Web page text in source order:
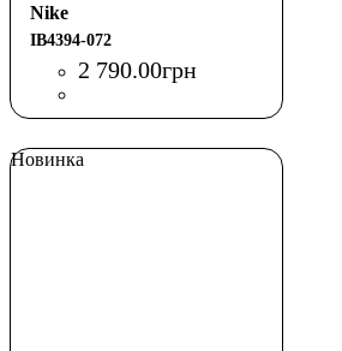
Nike
IB4394-072
2 790.00грн
Новинка